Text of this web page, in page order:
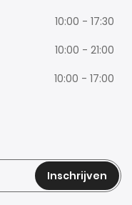
10:00 - 17:30
10:00 - 21:00
10:00 - 17:00
Inschrijven